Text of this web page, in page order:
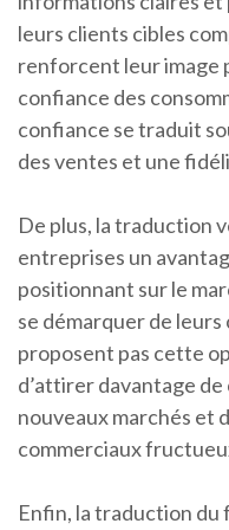
leurs clients cibles
renforcent leur image
confiance des
confiance se traduit
des ventes et une
De plus, la traduction
entreprises un
positionnant sur le
se démarquer de
proposent pas cette
d’attirer davantage de
nouveaux marchés et
commerciaux
Enfin, la traduction du